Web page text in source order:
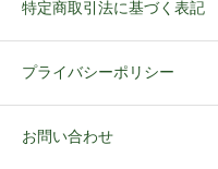
特定商取引法に基づく表記
プライバシーポリシー
お問い合わせ